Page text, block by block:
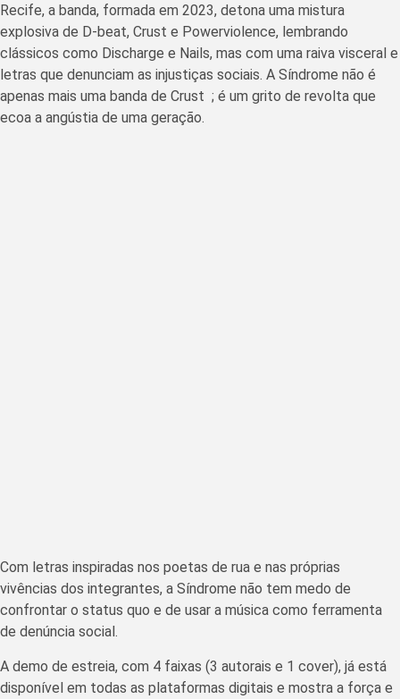
Recife, a banda, formada em 2023, detona uma mistura
explosiva de D-beat, Crust e Powerviolence, lembrando
clássicos como Discharge e Nails, mas com uma raiva visceral e
letras que denunciam as injustiças sociais. A Síndrome não é
apenas mais uma banda de Crust ; é um grito de revolta que
ecoa a angústia de uma geração.
Com letras inspiradas nos poetas de rua e nas próprias
vivências dos integrantes, a Síndrome não tem medo de
confrontar o status quo e de usar a música como ferramenta
de denúncia social.
A demo de estreia, com 4 faixas (3 autorais e 1 cover), já está
disponível em todas as plataformas digitais e mostra a força e